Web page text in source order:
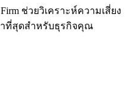
ช่วยวิเคราะห์ความเสี่ยง
ที่สุดสำหรับธุรกิจคุณ